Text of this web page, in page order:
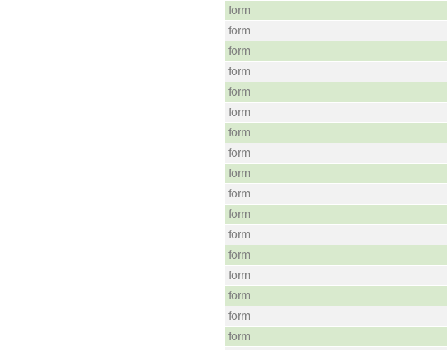
form
form
form
form
form
form
form
form
form
form
form
form
form
form
form
form
form